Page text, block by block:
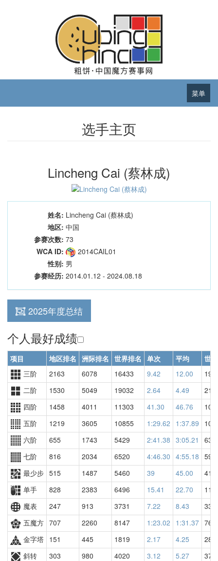
菜单
选手主页
Lincheng Cai (蔡林成)
姓名: Lincheng Cai (蔡林成)
地区: 中国
参赛次数: 73
WCA ID:
2014CAIL01
性别: 男
参赛经历: 2014.01.12 - 2024.08.18
2025年度总结
个人最好成绩
项目 地区排名 洲际排名 世界排名 单次 平均
世
三阶
2163 6078 16433 9.42 12.00
二阶
1530 5049 19032 2.64 4.49
四阶
1458 4011 11303 41.30 46.76
五阶
1219 3605 10855 1:29.62 1:37.89
六阶
655 1743 5429 2:41.38 3:05.21
七阶
816 2034 6520 4:46.30 4:55.18
最少步 515 1487 5460 39 45.00
单手
828 2383 6496 15.41 22.70
魔表
247 913 3731 7.22 8.43
五魔方 707 2260 8147 1:23.02 1:31.37
金字塔 151 445 1819 2.17 4.25
斜转
303 980 4020 3.12 5.27